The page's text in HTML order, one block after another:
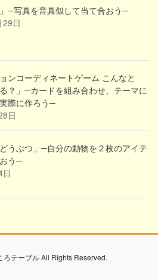
」─写真を音真似して当て合おう─
日
ンコーディネートゲーム こんなと
？」─カードを組み合わせ、テーマに
際に作ろう─
日
どうぶつ」─自分の動物を２枚のアイテ
う─
テーブル All Rights Reserved.